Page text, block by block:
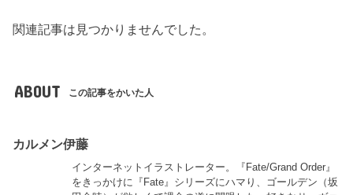
関連記事は見つかりませんでした。
ABOUT この記事をかいた人
カルメン伊藤
インターネットイラストレーター。『Fate/Grand Order』
をきっかけに『Fate』シリーズにハマり、ゴールデン（坂